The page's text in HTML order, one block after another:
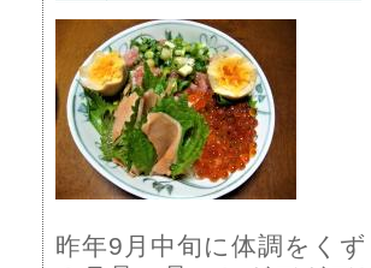
昨年9月中旬に体調をく